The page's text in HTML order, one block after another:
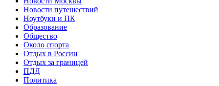
Новости путешествий
Ноутбуки и ПК
Образование
Общество
Около спорта
Отдых в России
Отдых за границей
ПДД
Политика